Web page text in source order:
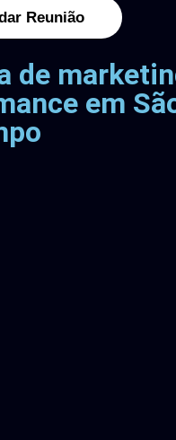
Reunião
de
em